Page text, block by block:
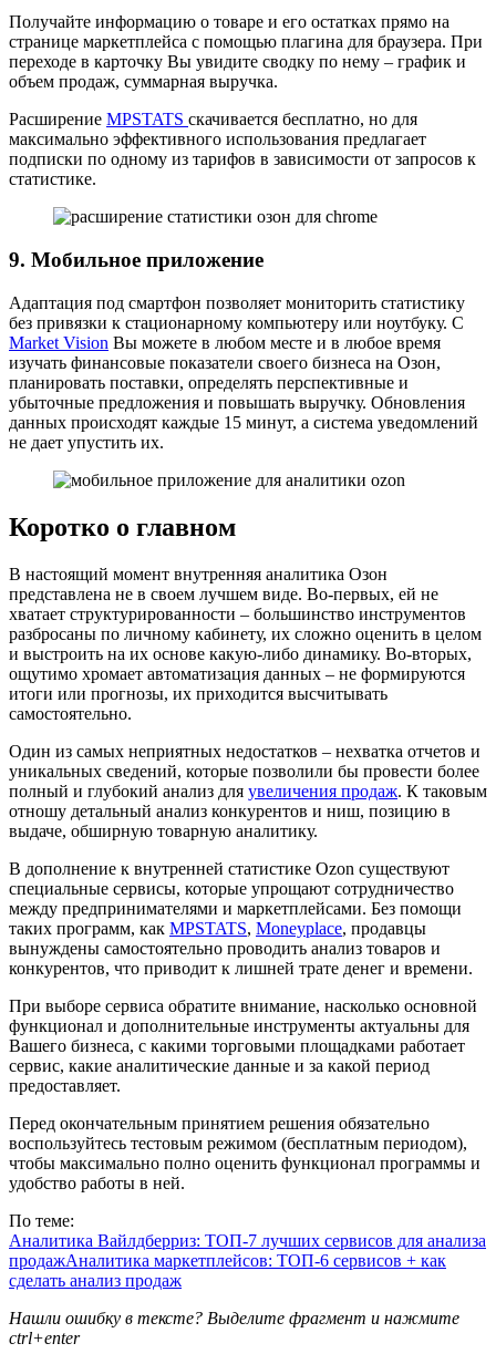
Получайте информацию о товаре и его остатках прямо на
странице маркетплейса с помощью плагина для браузера. При
переходе в карточку Вы увидите сводку по нему – график и
объем продаж, суммарная выручка.
Расширение MPSTATS скачивается бесплатно, но для
максимально эффективного использования предлагает
подписки по одному из тарифов в зависимости от запросов к
статистике.
9. Мобильное приложение
Адаптация под смартфон позволяет мониторить статистику
без привязки к стационарному компьютеру или ноутбуку. С
Market Vision Вы можете в любом месте и в любое время
изучать финансовые показатели своего бизнеса на Озон,
планировать поставки, определять перспективные и
убыточные предложения и повышать выручку. Обновления
данных происходят каждые 15 минут, а система уведомлений
не дает упустить их.
Коротко о главном
В настоящий момент внутренняя аналитика Озон
представлена не в своем лучшем виде. Во-первых, ей не
хватает структурированности – большинство инструментов
разбросаны по личному кабинету, их сложно оценить в целом
и выстроить на их основе какую-либо динамику. Во-вторых,
ощутимо хромает автоматизация данных – не формируются
итоги или прогнозы, их приходится высчитывать
самостоятельно.
Один из самых неприятных недостатков – нехватка отчетов и
уникальных сведений, которые позволили бы провести более
полный и глубокий анализ для увеличения продаж. К таковым
отношу детальный анализ конкурентов и ниш, позицию в
выдаче, обширную товарную аналитику.
В дополнение к внутренней статистике Ozon существуют
специальные сервисы, которые упрощают сотрудничество
между предпринимателями и маркетплейсами. Без помощи
таких программ, как MPSTATS, Moneyplace, продавцы
вынуждены самостоятельно проводить анализ товаров и
конкурентов, что приводит к лишней трате денег и времени.
При выборе сервиса обратите внимание, насколько основной
функционал и дополнительные инструменты актуальны для
Вашего бизнеса, с какими торговыми площадками работает
сервис, какие аналитические данные и за какой период
предоставляет.
Перед окончательным принятием решения обязательно
воспользуйтесь тестовым режимом (бесплатным периодом),
чтобы максимально полно оценить функционал программы и
удобство работы в ней.
По теме:
Аналитика Вайлдберриз: ТОП-7 лучших сервисов для анализа
продажАналитика маркетплейсов: ТОП-6 сервисов + как
сделать анализ продаж
Нашли ошибку в тексте? Выделите фрагмент и нажмите
ctrl+enter